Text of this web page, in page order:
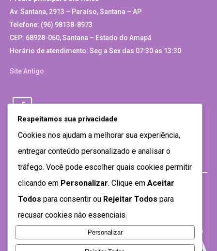
Av. Santana, 2913 – Paraíso, Santana – AP
Telefone: (96) 98138-8973
CEP: 68928-060, Santana – Estado do Amapá
Horário de atendimento: Seg a Sex das 07:30 as 13:30
Site Antigo
Respeitamos sua privacidade
Cookies nos ajudam a melhorar sua experiência,
entregar conteúdo personalizado e analisar o
tráfego. Você pode escolher quais cookies permitir
clicando em Personalizar. Clique em Aceitar
Todos para consentir ou Rejeitar Todos para
recusar cookies não essenciais.
Personalizar